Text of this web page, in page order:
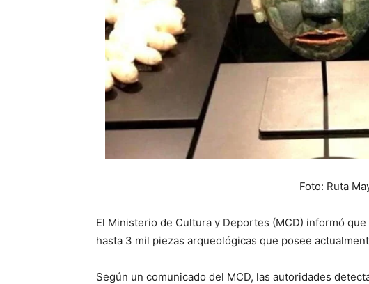
Foto: Ruta
El Ministerio de Cultura y Deportes (MCD) informó
hasta 3 mil piezas arqueológicas que posee
Según un comunicado del MCD, las autoridades